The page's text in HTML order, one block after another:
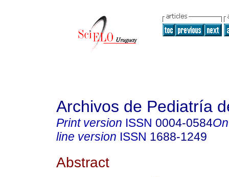
Archivos de Pediatría
Print version ISSN 0004-0584
line version ISSN 1688-1249
Abstract